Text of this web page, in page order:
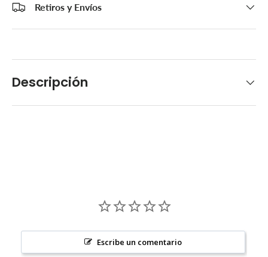
Retiros y Envíos
Descripción
Escribe un comentario